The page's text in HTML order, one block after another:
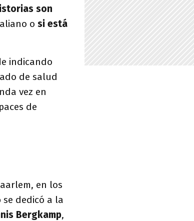
son
o si está
indicando
de salud
vez en
de
en los
dedicó a la
Bergkamp,